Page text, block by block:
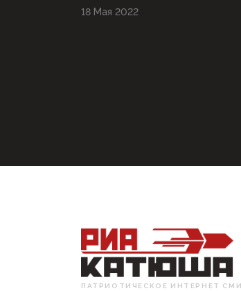
18 Мая 2022
ПАТРИОТИЧЕСКОЕ ИНТЕРНЕТ СМИ